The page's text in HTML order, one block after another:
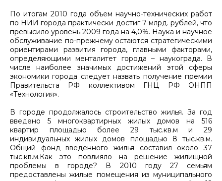
По итогам 2010 года объем научно-технических работ
по НИИ города практически достиг 7 млрд. рублей, что
превысило уровень 2009 года на 4,0%. Наука и научное
обслуживание по-прежнему остаются стратегическими
ориентирами развития города, главными факторами,
определяющими менталитет города – наукограда. В
числе наиболее значимых достижений этой сферы
экономики города следует назвать получение премии
Правительста РФ коллективом ГНЦ РФ ОНПП
«Технология».
В городе продолжалось строительство жилья. За год
введено 5 многоквартирных жилых домов на 516
квартир площадью более 29 тыс.кв.м и 29
индивидуальных жилых домов площадью 8 тыс.кв.м.
Общий фонд введенного жилья составил около 37
тыс.кв.м.Как это повлияло на решение жилищной
проблемы в городе? В 2010 году 27 семьям
предоставлены жилые помещения из муниципального